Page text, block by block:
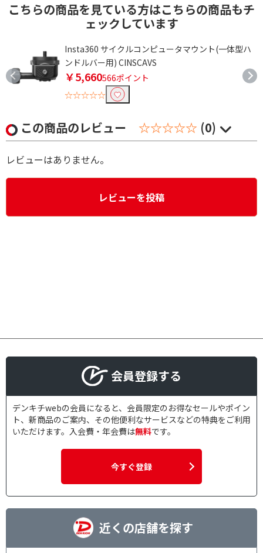
こちらの商品を見ている方はこちらの商品もチ
ェックしています
Insta360 サイクルコンピュータマウント(一体型ハ
ンドルバー用) CINSCAVS
￥5,660566ポイント
☆☆☆☆☆
この商品のレビュー ☆☆☆☆☆ (0)
レビューはありません。
レビューを投稿
会員登録する
デンキチwebの会員になると、会員限定のお得なセールやポイン
ト、新商品のご案内、その他便利なサービスなどの特典をご利用
いただけます。入会費・年会費は無料です。
今すぐ登録
近くの店舗を探す